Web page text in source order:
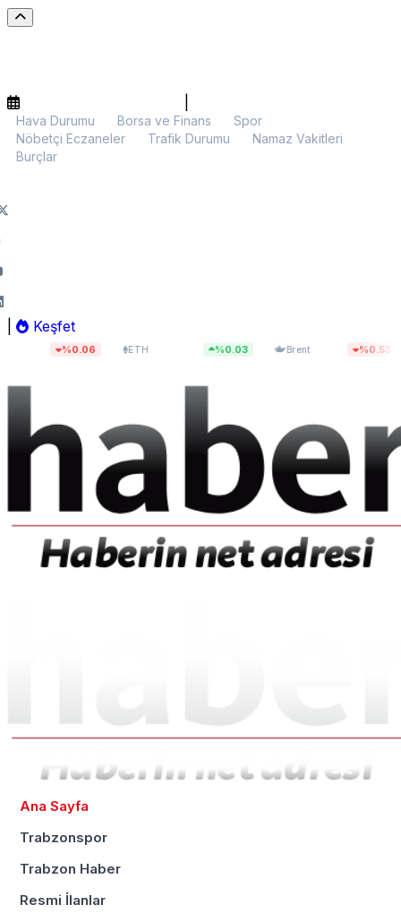
Hava Durumu Borsa ve Finans
Spor
Nöbetçi Eczaneler
Trafik Durumu
Namaz Vakitleri
Burçlar
Keşfet
ETH$1.927,91 Brent $82,05 %0.53 BIST
Ana Sayfa
Trabzonspor
Trabzon Haber
Resmi İlanlar